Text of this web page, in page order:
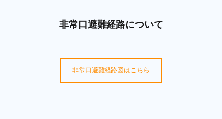
非常口避難経路について
非常口避難経路図はこちら